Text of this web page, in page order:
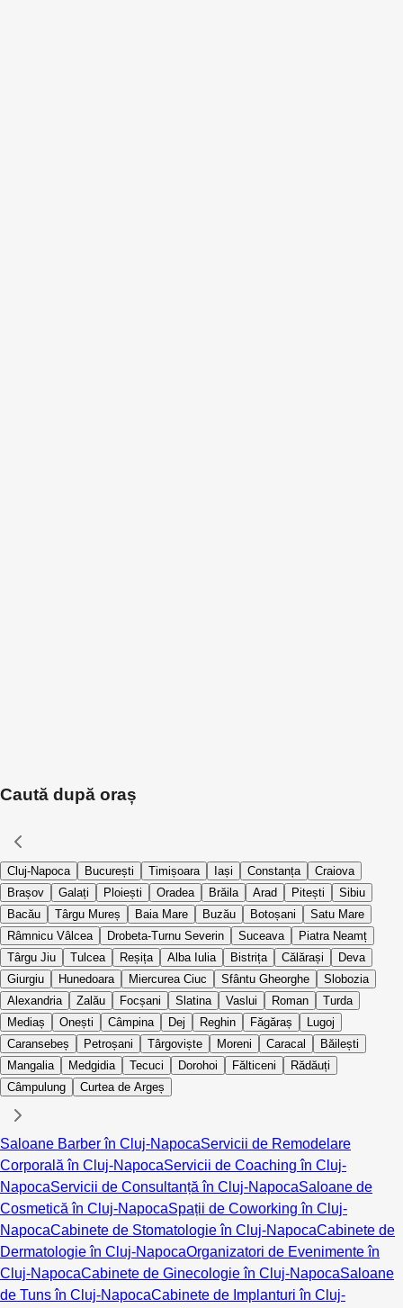
Caută după oraș
Cluj-Napoca București Timișoara Iași Constanța
Craiova
Brașov
Galați Ploiești Oradea Brăila Arad Pitești
Sibiu
Bacău
Târgu Mureș Baia Mare Buzău Botoșani
Satu Mare
Râmnicu Vâlcea
Drobeta-Turnu Severin Suceava
Piatra Neamț
Târgu Jiu
Tulcea Reșița Alba Iulia Bistrița Călărași
Deva
Giurgiu
Hunedoara Miercurea Ciuc Sfântu Gheorghe
Slobozia
Alexandria
Zalău Focșani Slatina Vaslui Roman
Turda
Mediaș
Onești Câmpina Dej Reghin Făgăraș
Lugoj
Caransebeș
Petroșani Târgoviște Moreni Caracal
Băilești
Mangalia
Medgidia Tecuci Dorohoi Fălticeni
Rădăuți
Câmpulung
Curtea de Argeș
Saloane Barber în Cluj-NapocaServicii de Remodelare
Corporală în Cluj-NapocaServicii de Coaching în Cluj-
NapocaServicii de Consultanță în Cluj-NapocaSaloane de
Cosmetică în Cluj-NapocaSpații de Coworking în Cluj-
NapocaCabinete de Stomatologie în Cluj-NapocaCabinete de
Dermatologie în Cluj-NapocaOrganizatori de Evenimente în
Cluj-NapocaCabinete de Ginecologie în Cluj-NapocaSaloane
de Tuns în Cluj-NapocaCabinete de Implanturi în Cluj-